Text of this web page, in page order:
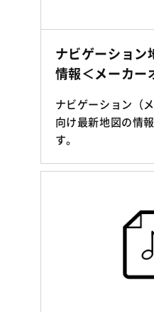
ナビゲーション
情報＜メーカー
ナビゲーション（
向け最新地図の情
す。